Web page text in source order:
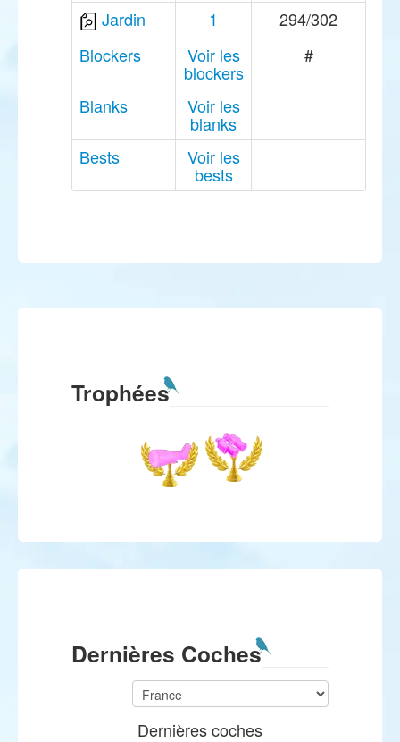
Jardin 1
294/302
Blockers
Voir les
blockers
#
Blanks Voir les
blanks
Bests
Voir les
bests
Trophées
Dernières Coches
Dernières coches